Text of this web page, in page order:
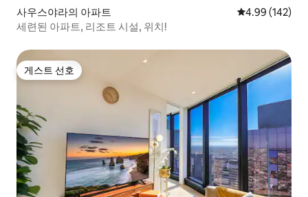
사우스야라의 아파트 평점 4.99점(5
4.99 (142)
세련된 아파트, 리조트 시설, 위치!
게스트 선호
게스트 선호